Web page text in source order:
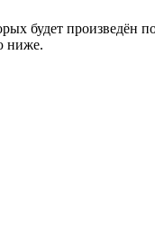
будет произведён
ниже.